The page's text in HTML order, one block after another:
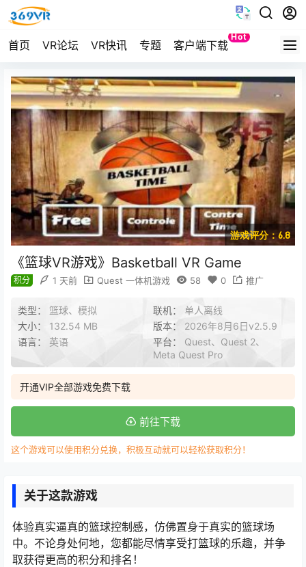
首页 VR论坛 VR快讯 专题 客户端下载
Hot
Quest
游戏评分：6.8
《篮球VR游戏》Basketball VR Game
积分 1 天前 Quest 一体机游戏 58 0 推广
类型： 篮球、模拟 联机： 单人离线
大小： 132.54 MB 版本： 2026年8月6日v2.5.9
语言： 英语 平台： Quest、Quest 2、
Meta Quest Pro
开通VIP全部游戏免费下载
前往下载
这个游戏可以使用积分兑换，积极互动就可以轻松获取积分！
关于这款游戏
体验真实逼真的篮球控制感，仿佛置身于真实的篮球场
中。不论身处何地，您都能尽情享受打篮球的乐趣，并争
取获得更高的积分和排名！